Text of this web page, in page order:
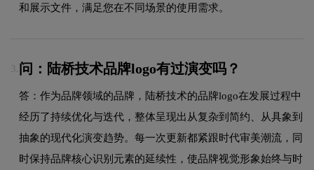
和展示文件，满足您在不同场景的使用需求。
3. 问：陆桥技术品牌logo有过演变吗？
答：作为品牌领域的品牌，陆桥技术的品牌logo在发展过程中
经历了持续优化与迭代，整体呈现出从复杂到简约、从具象到
抽象的现代化演变趋势。每一次更新都紧跟时代审美潮流，同
时保持品牌核心识别元素的延续性，使品牌视觉形象始终与时